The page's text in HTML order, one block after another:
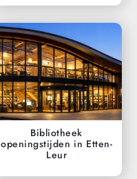
Bibliotheek
openingstijden in Etten-
Leur